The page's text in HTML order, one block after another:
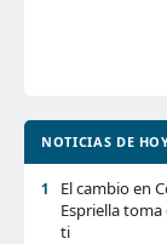
NOTICIAS DE
1
El cambio en
Espriella
ti